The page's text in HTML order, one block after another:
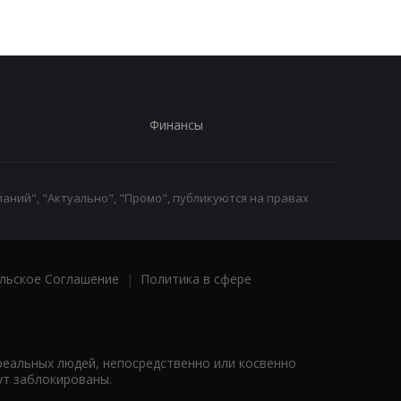
Финансы
"Актуально", "Промо", публикуются на правах
Соглашение | Политика в сфере
людей, непосредственно или косвенно
заблокированы.